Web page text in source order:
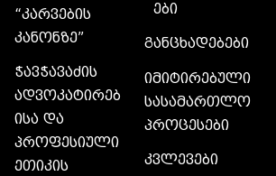
“კარვების
კანონზე”
ჭავჭავაძის
ადვოკატირებ
ისა და
პროფესიული
ეთიკის
ები
განცხადებები
იმიტირებული
სასამართლო
პროცესები
კვლევები